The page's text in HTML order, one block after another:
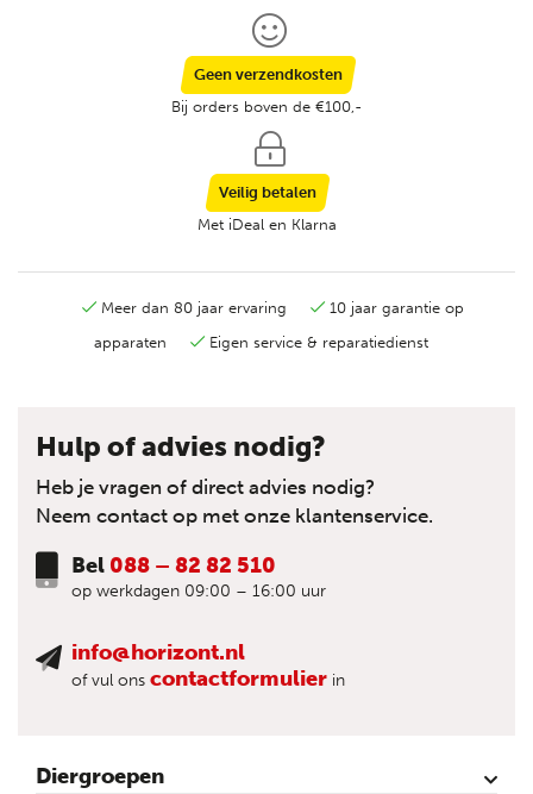
Geen verzendkosten
Bij orders boven de €100,-
Veilig betalen
Met iDeal en Klarna
Meer dan 80 jaar ervaring
10 jaar garantie op
apparaten
Eigen service & reparatiedienst
Hulp of advies nodig?
Heb je vragen of direct advies nodig?
Neem contact op met onze klantenservice.
Bel 088 – 82 82 510
op werkdagen 09:00 – 16:00 uur
info@horizont.nl
of vul ons contactformulier in
Diergroepen
Rund
Schaap
Paard
Geit
Pluimvee
Varken
Huisdieren
Reigers
Wolfafweer
Wild / Wildafweer